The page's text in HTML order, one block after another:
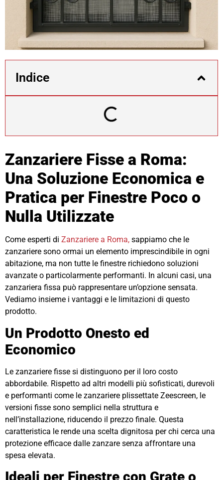
Indice
Zanzariere Fisse a Roma:
Una Soluzione Economica e
Pratica per Finestre Poco o
Nulla Utilizzate
Come esperti di Zanzariere a Roma, sappiamo che le
zanzariere sono ormai un elemento imprescindibile in ogni
abitazione, ma non tutte le finestre richiedono soluzioni
avanzate o particolarmente performanti. In alcuni casi, una
zanzariera fissa può rappresentare un’opzione sensata.
Vediamo insieme i vantaggi e le limitazioni di questo
prodotto.
Un Prodotto Onesto ed
Economico
Le zanzariere fisse si distinguono per il loro costo
abbordabile. Rispetto ad altri modelli più sofisticati, durevoli
e performanti come le zanzariere plissettate Zeescreen, le
versioni fisse sono semplici nella struttura e
nell’installazione, riducendo il prezzo finale. Questa
caratteristica le rende una scelta dignitosa per chi cerca una
protezione efficace dalle zanzare senza affrontare una
spesa elevata.